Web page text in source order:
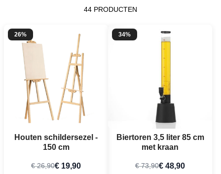
44 PRODUCTEN
26%
Houten schildersezel -
150 cm
€ 26,90€ 19,90
34%
Biertoren 3,5 liter 85 cm
met kraan
€ 73,90€ 48,90